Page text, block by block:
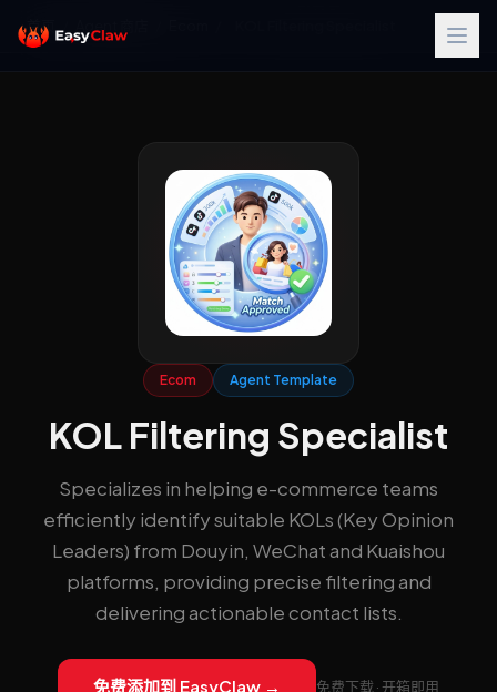
首页
Ecom Agent Template
KOL Filtering Specialist
Specializes in helping e-commerce teams
efficiently identify suitable KOLs (Key Opinion
Leaders) from Douyin, WeChat and Kuaishou
platforms, providing precise filtering and
delivering actionable contact lists.
免费添加到 EasyClaw → 免费下载 · 开箱即用